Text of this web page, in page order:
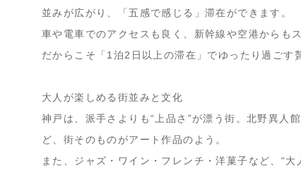
並みが広がり、「五感で感じる」滞在ができます。
車や電車でのアクセスも良く、新幹線や空港からも
だからこそ「1泊2日以上の滞在」でゆったり過ごす
大人が楽しめる街並みと文化
神戸は、派手さよりも“上品さ”が漂う街。北野異人
ど、街そのものがアート作品のよう。
また、ジャズ・ワイン・フレンチ・洋菓子など、“